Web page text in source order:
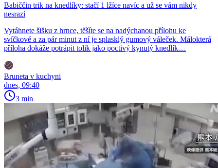
Babiččin trik na knedlíky: stačí 1 lžíce navíc a už se vám nikdy
nesrazí
Vytáhnete šišku z hrnce, těšíte se na nadýchanou přílohu ke
svíčkové a za pár minut z ní je splasklý gumový váleček. Málokterá
příloha dokáže potrápit tolik jako poctivý kynutý knedlík....
Bruneta v kuchyni
dnes, 09:40
3 min